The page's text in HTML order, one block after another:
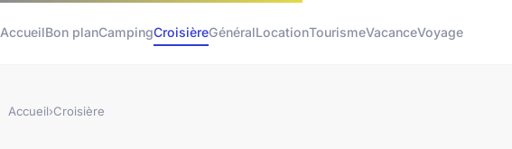
AccueilBon planCampingCroisièreGénéralLocationTourismeVacanceVoyage
Accueil›Croisière